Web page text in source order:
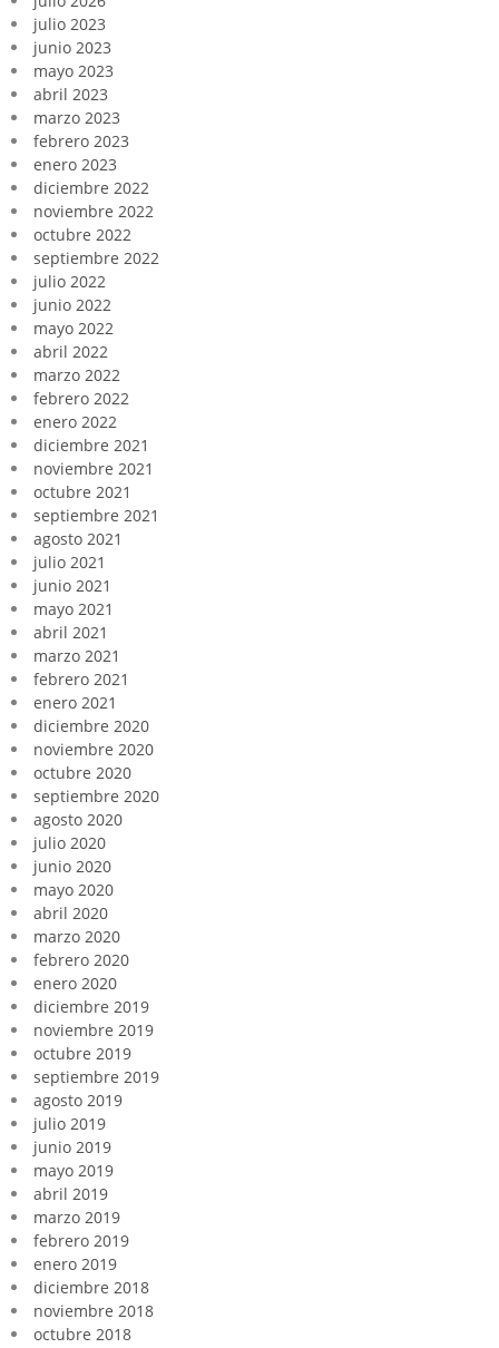
julio 2023
junio 2023
mayo 2023
abril 2023
marzo 2023
febrero 2023
enero 2023
diciembre 2022
noviembre 2022
octubre 2022
septiembre 2022
julio 2022
junio 2022
mayo 2022
abril 2022
marzo 2022
febrero 2022
enero 2022
diciembre 2021
noviembre 2021
octubre 2021
septiembre 2021
agosto 2021
julio 2021
junio 2021
mayo 2021
abril 2021
marzo 2021
febrero 2021
enero 2021
diciembre 2020
noviembre 2020
octubre 2020
septiembre 2020
agosto 2020
julio 2020
junio 2020
mayo 2020
abril 2020
marzo 2020
febrero 2020
enero 2020
diciembre 2019
noviembre 2019
octubre 2019
septiembre 2019
agosto 2019
julio 2019
junio 2019
mayo 2019
abril 2019
marzo 2019
febrero 2019
enero 2019
diciembre 2018
noviembre 2018
octubre 2018